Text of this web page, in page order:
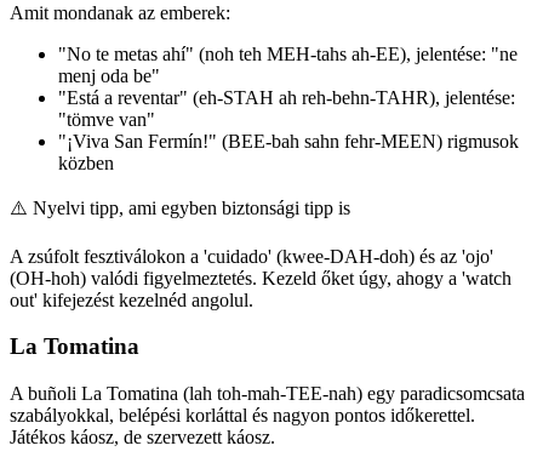
Amit mondanak az emberek:
"No te metas ahí" (noh teh MEH-tahs ah-EE), jelentése: "ne
menj oda be"
"Está a reventar" (eh-STAH ah reh-behn-TAHR), jelentése:
"tömve van"
"¡Viva San Fermín!" (BEE-bah sahn fehr-MEEN) rigmusok
közben
⚠️ Nyelvi tipp, ami egyben biztonsági tipp is
A zsúfolt fesztiválokon a 'cuidado' (kwee-DAH-doh) és az 'ojo'
(OH-hoh) valódi figyelmeztetés. Kezeld őket úgy, ahogy a 'watch
out' kifejezést kezelnéd angolul.
La Tomatina
A buñoli La Tomatina (lah toh-mah-TEE-nah) egy paradicsomcsata
szabályokkal, belépési korláttal és nagyon pontos időkerettel.
Játékos káosz, de szervezett káosz.